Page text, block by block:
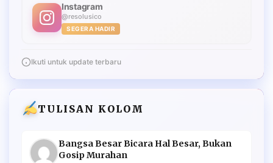
Instagram
@resolusico
SEGERA HADIR
Ikuti untuk update terbaru
TULISAN KOLOM
Bangsa Besar Bicara Hal Besar, Bukan
Gosip Murahan